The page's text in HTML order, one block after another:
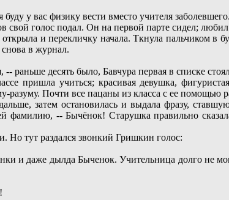
у вас физику вести вместо учителя заболевшего.
свой голос подал. Он на первой парте сидел;
и перекличку начала. Ткнула пальчиком в
в журнал.
десять было, Бавчура первая в списке
пришла учиться; красивая девушка,
разуму. Почти все пацаны из класса с ее помощью
затем остановилась и выдала фразу,
фамилию, -- Бычёнок! Старушка правильно
Но тут раздался звонкий Гришкин голос:
и даже дылда Быченок. Учительница долго не